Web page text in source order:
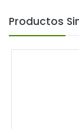
Productos